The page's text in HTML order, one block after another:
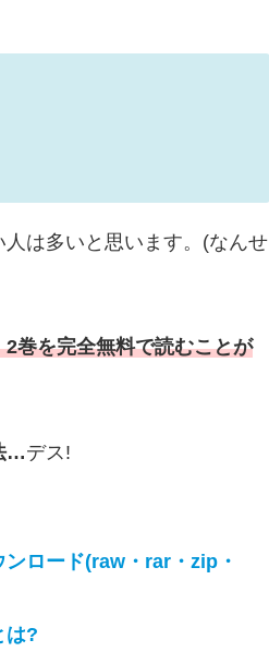
は多いと思います。(なんせ
巻を完全無料で読むことが
…デス!
ンロード(raw・rar・zip・
は?